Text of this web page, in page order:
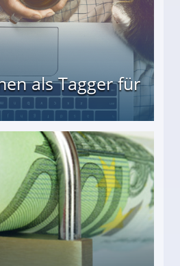
als Tagger für